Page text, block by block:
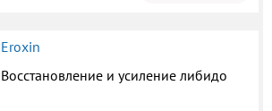
Eroxin
Восстановление и усиление либидо